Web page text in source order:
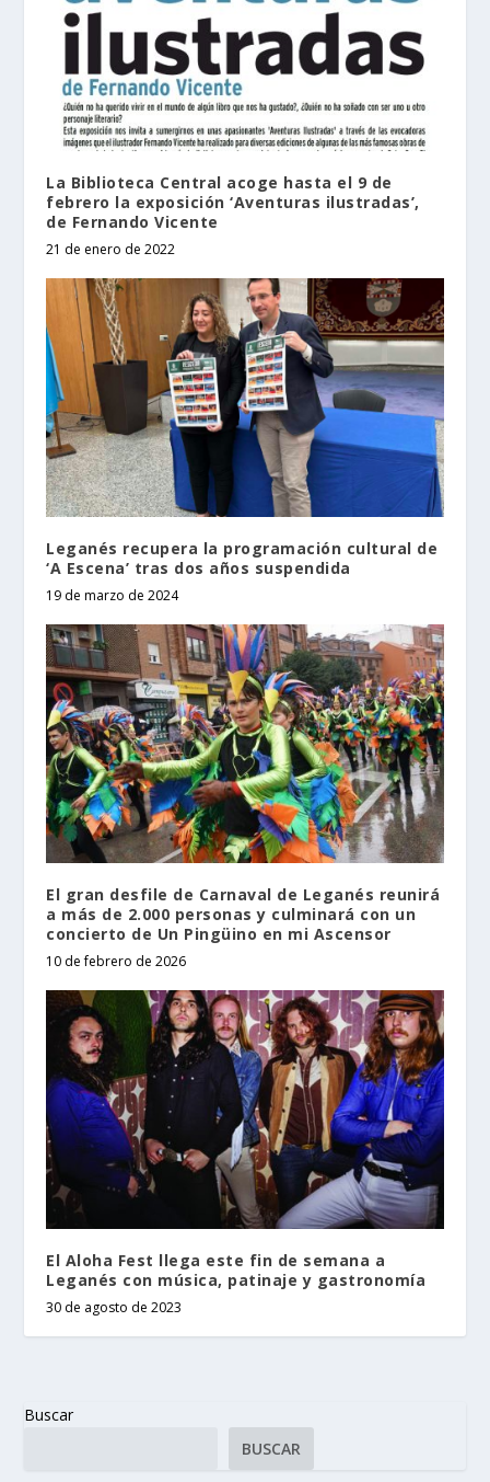
La Biblioteca Central acoge hasta el 9 de
febrero la exposición ‘Aventuras ilustradas’,
de Fernando Vicente
21 de enero de 2022
Leganés recupera la programación cultural de
‘A Escena’ tras dos años suspendida
19 de marzo de 2024
El gran desfile de Carnaval de Leganés reunirá
a más de 2.000 personas y culminará con un
concierto de Un Pingüino en mi Ascensor
10 de febrero de 2026
El Aloha Fest llega este fin de semana a
Leganés con música, patinaje y gastronomía
30 de agosto de 2023
Buscar
BUSCAR